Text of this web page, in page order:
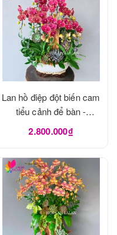
Lan hồ điệp đột biến cam
tiểu cảnh để bàn -
LHD1103
2.800.000₫